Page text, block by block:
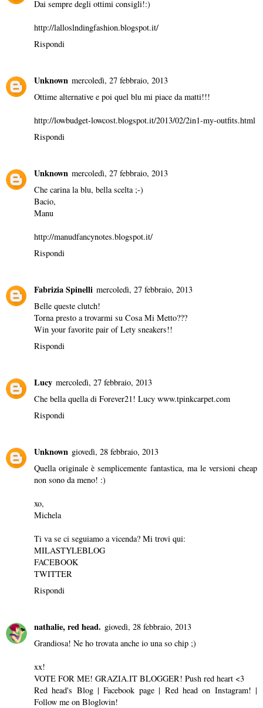
Dai sempre degli ottimi consigli!:)
http://lalloslndingfashion.blogspot.it/
Rispondi
Unknown mercoledì, 27 febbraio, 2013
Ottime alternative e poi quel blu mi piace da matti!!!
http://lowbudget-lowcost.blogspot.it/2013/02/2in1-my-outfits.html
Rispondi
Unknown mercoledì, 27 febbraio, 2013
Che carina la blu, bella scelta ;-)
Bacio,
Manu
http://manudfancynotes.blogspot.it/
Rispondi
Fabrizia Spinelli mercoledì, 27 febbraio, 2013
Belle queste clutch!
Torna presto a trovarmi su Cosa Mi Metto???
Win your favorite pair of Lety sneakers!!
Rispondi
Lucy mercoledì, 27 febbraio, 2013
Che bella quella di Forever21! Lucy www.tpinkcarpet.com
Rispondi
Unknown giovedì, 28 febbraio, 2013
Quella originale è semplicemente fantastica, ma le versioni cheap
non sono da meno! :)
xo,
Michela
Ti va se ci seguiamo a vicenda? Mi trovi qui:
MILASTYLEBLOG
FACEBOOK
TWITTER
Rispondi
nathalie, red head. giovedì, 28 febbraio, 2013
Grandiosa! Ne ho trovata anche io una so chip ;)
xx!
VOTE FOR ME! GRAZIA.IT BLOGGER! Push red heart <3
Red head's Blog|Facebook page| Red head on Instagram! |
Follow me on Bloglovin!